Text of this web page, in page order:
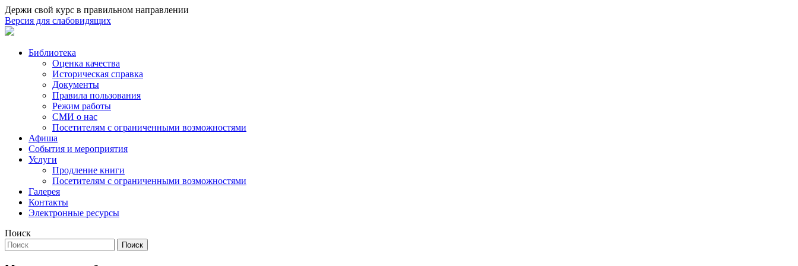
Держи свой курс в правильном направлении
Версия для слабовидящих
Библиотека
Оценка качества
Историческая справка
Документы
Правила пользования
Режим работы
СМИ о нас
Посетителям с ограниченными возможностями
Афиша
События и мероприятия
Услуги
Продление книги
Посетителям с ограниченными возможностями
Галерея
Контакты
Электронные ресурсы
Поиск
Поиск